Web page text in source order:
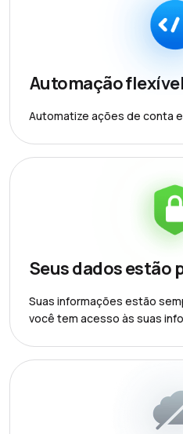
Automação
Automatize ações de conta
Seus dados estão
Suas informações estão
você tem acesso às suas